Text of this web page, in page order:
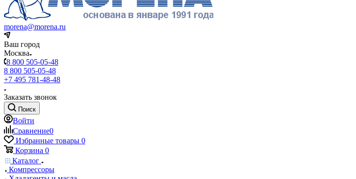
morena@morena.ru
Ваш город
Москва
8 800 505-05-48
8 800 505-05-48
+7 495 781-48-48
Заказать звонок
Поиск
Войти
Сравнение0
Избранные товары 0
Корзина 0
Каталог
Компрессоры